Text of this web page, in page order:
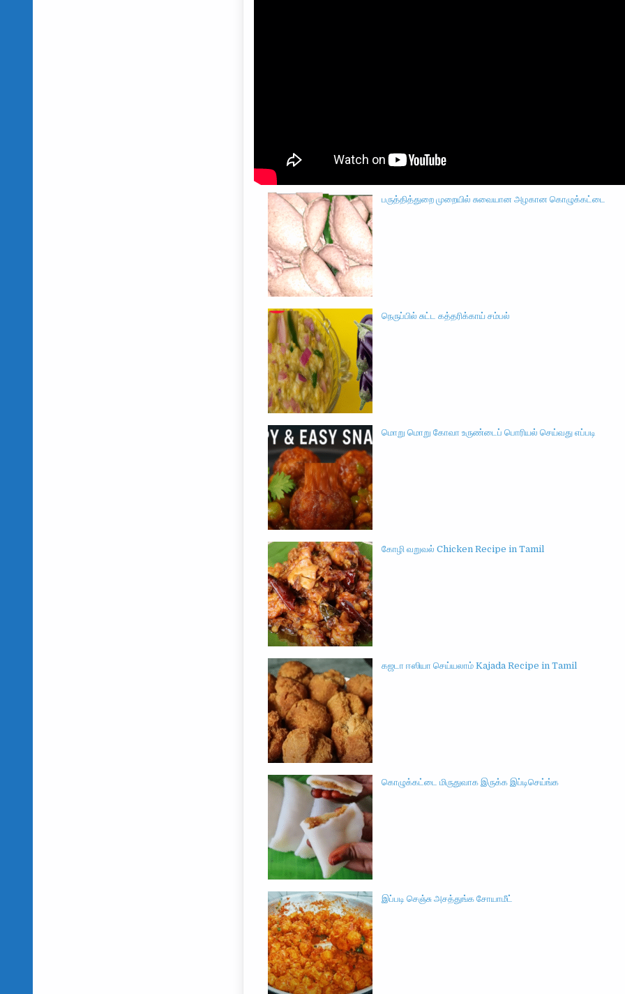
பருத்தித்துறை முறையில் சுவையான அழகான கொழுக்கட்டை
நெருப்பில் சுட்ட கத்தரிக்காய் சம்பல்
மொறு மொறு கோவா உருண்டைப் பொரியல் செய்வது எப்படி
கோழி வறுவல் Chicken Recipe in Tamil
கஜடா ஈஸியா செய்யலாம் Kajada Recipe in Tamil
கொழுக்கட்டை மிருதுவாக இருக்க இப்டிசெய்ங்க
இப்படி செஞ்சு அசத்துங்க சோயாமீட்